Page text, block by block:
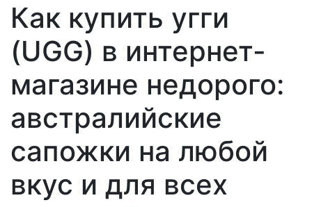
Как купить угги
(UGG) в интернет-
магазине недорого:
австралийские
сапожки на любой
вкус и для всех